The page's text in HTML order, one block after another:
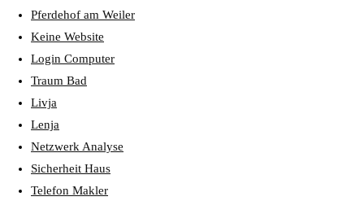
Pferdehof am Weiler
Keine Website
Login Computer
Traum Bad
Livja
Lenja
Netzwerk Analyse
Sicherheit Haus
Telefon Makler